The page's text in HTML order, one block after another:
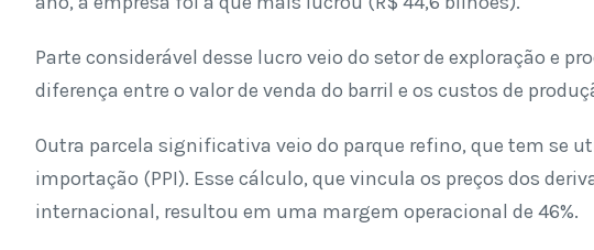
Parte considerável desse lucro veio do setor de exploração e
diferença entre o valor de venda do barril e os custos de
Outra parcela significativa veio do parque refino, que tem se
importação (PPI). Esse cálculo, que vincula os preços dos
internacional, resultou em uma margem operacional de 46%.